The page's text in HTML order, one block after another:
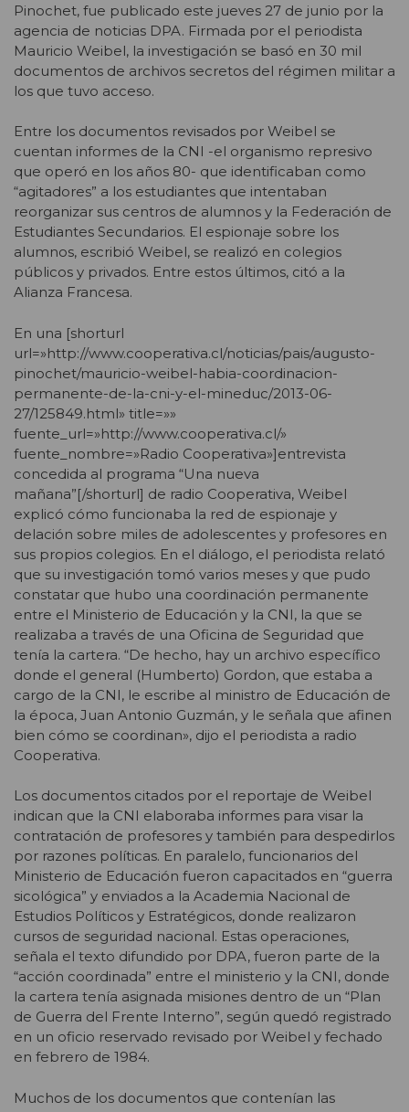
Pinochet, fue publicado este jueves 27 de junio por la
agencia de noticias DPA. Firmada por el periodista
Mauricio Weibel, la investigación se basó en 30 mil
documentos de archivos secretos del régimen militar a
los que tuvo acceso.
Entre los documentos revisados por Weibel se
cuentan informes de la CNI -el organismo represivo
que operó en los años 80- que identificaban como
“agitadores” a los estudiantes que intentaban
reorganizar sus centros de alumnos y la Federación de
Estudiantes Secundarios. El espionaje sobre los
alumnos, escribió Weibel, se realizó en colegios
públicos y privados. Entre estos últimos, citó a la
Alianza Francesa.
En una [shorturl
url=»http://www.cooperativa.cl/noticias/pais/augusto-
pinochet/mauricio-weibel-habia-coordinacion-
permanente-de-la-cni-y-el-mineduc/2013-06-
27/125849.html» title=»»
fuente_url=»http://www.cooperativa.cl/»
fuente_nombre=»Radio Cooperativa»]entrevista
concedida al programa “Una nueva
mañana”[/shorturl] de radio Cooperativa, Weibel
explicó cómo funcionaba la red de espionaje y
delación sobre miles de adolescentes y profesores en
sus propios colegios. En el diálogo, el periodista relató
que su investigación tomó varios meses y que pudo
constatar que hubo una coordinación permanente
entre el Ministerio de Educación y la CNI, la que se
realizaba a través de una Oficina de Seguridad que
tenía la cartera. “De hecho, hay un archivo específico
donde el general (Humberto) Gordon, que estaba a
cargo de la CNI, le escribe al ministro de Educación de
la época, Juan Antonio Guzmán, y le señala que afinen
bien cómo se coordinan», dijo el periodista a radio
Cooperativa.
Los documentos citados por el reportaje de Weibel
indican que la CNI elaboraba informes para visar la
contratación de profesores y también para despedirlos
por razones políticas. En paralelo, funcionarios del
Ministerio de Educación fueron capacitados en “guerra
sicológica” y enviados a la Academia Nacional de
Estudios Políticos y Estratégicos, donde realizaron
cursos de seguridad nacional. Estas operaciones,
señala el texto difundido por DPA, fueron parte de la
“acción coordinada” entre el ministerio y la CNI, donde
la cartera tenía asignada misiones dentro de un “Plan
de Guerra del Frente Interno”, según quedó registrado
en un oficio reservado revisado por Weibel y fechado
en febrero de 1984.
Muchos de los documentos que contenían las